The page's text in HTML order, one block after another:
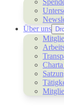
Über uns